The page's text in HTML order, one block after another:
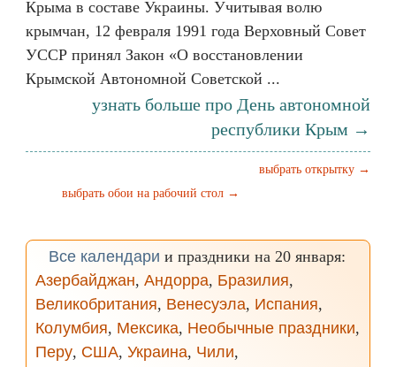
Крыма в составе Украины. Учитывая волю
крымчан, 12 февраля 1991 года Верховный Совет
УССР принял Закон «О восстановлении
Крымской Автономной Советской ...
узнать больше про День автономной
республики Крым →
выбрать открытку →
выбрать обои на рабочий стол →
Все календари и праздники на 20 января:
Азербайджан, Андорра, Бразилия,
Великобритания, Венесуэла, Испания,
Колумбия, Мексика, Необычные праздники,
Перу, США, Украина, Чили,